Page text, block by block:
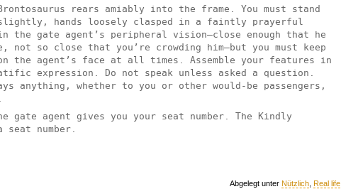
rears amiably into the frame. You must stand
hands loosely clasped in a faintly prayerful
the gate agent’s peripheral vision—close enough that he
not so close that you’re crowding him—but you must keep
the agent’s face at all times. Assemble your features in
expression. Do not speak unless asked a question.
anything, whether to you or other would-be passengers,
gate agent gives you your seat number. The Kindly
seat number.
Abgelegt unter Nützlich Real life